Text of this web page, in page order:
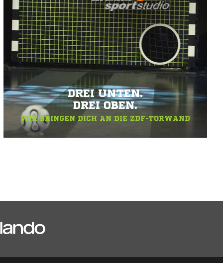
DREI UNTEN.
DREI OBEN.
WIR BRINGEN DICH AN DIE ZDF-TORWAND